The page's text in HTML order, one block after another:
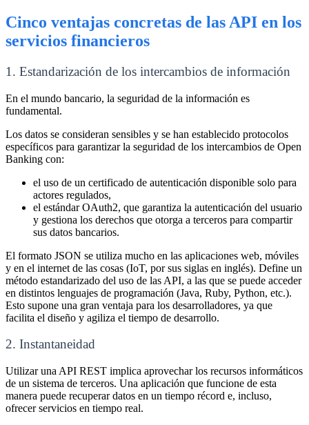
Cinco ventajas concretas de las API en los
servicios financieros
1. Estandarización de los intercambios de información
En el mundo bancario, la seguridad de la información es
fundamental.
Los datos se consideran sensibles y se han establecido protocolos
específicos para garantizar la seguridad de los intercambios de Open
Banking con:
el uso de un certificado de autenticación disponible solo para
actores regulados,
el estándar OAuth2, que garantiza la autenticación del usuario
y gestiona los derechos que otorga a terceros para compartir
sus datos bancarios.
El formato JSON se utiliza mucho en las aplicaciones web, móviles
y en el internet de las cosas (IoT, por sus siglas en inglés). Define un
método estandarizado del uso de las API, a las que se puede acceder
en distintos lenguajes de programación (Java, Ruby, Python, etc.).
Esto supone una gran ventaja para los desarrolladores, ya que
facilita el diseño y agiliza el tiempo de desarrollo.
2. Instantaneidad
Utilizar una API REST implica aprovechar los recursos informáticos
de un sistema de terceros. Una aplicación que funcione de esta
manera puede recuperar datos en un tiempo récord e, incluso,
ofrecer servicios en tiempo real.